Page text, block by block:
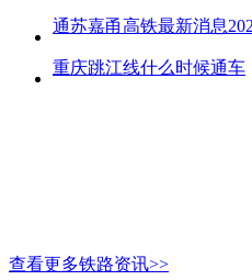
通苏嘉甬高铁最新消息
重庆跳江线什么时候通车
查看更多铁路资讯>>